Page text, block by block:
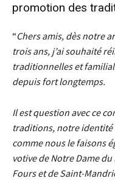
promotion des
“Chers amis, dès notre
trois ans, j’ai souhaité
traditionnelles et
depuis fort longtemps.
Il est question avec ce
traditions, notre
comme nous le faisons
votive de Notre Dame
Fours et de Saint-